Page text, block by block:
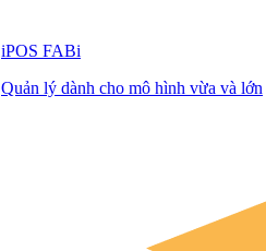
iPOS FABi
Quản lý dành cho mô hình vừa và lớn